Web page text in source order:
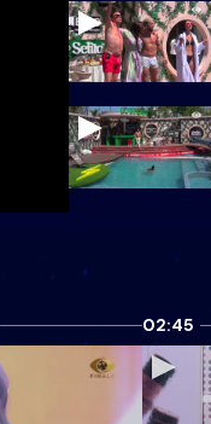
02:45